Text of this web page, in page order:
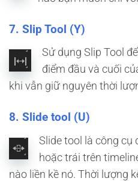
7. Slip Tool (Y)
Sử dụng Slip Tool
điểm đầu và cuối
khi vẫn giữ nguyên thời
8. Slide tool (U)
Slide tool là công cụ
hoặc trái trên
nào liền kề nó. Thời lượng